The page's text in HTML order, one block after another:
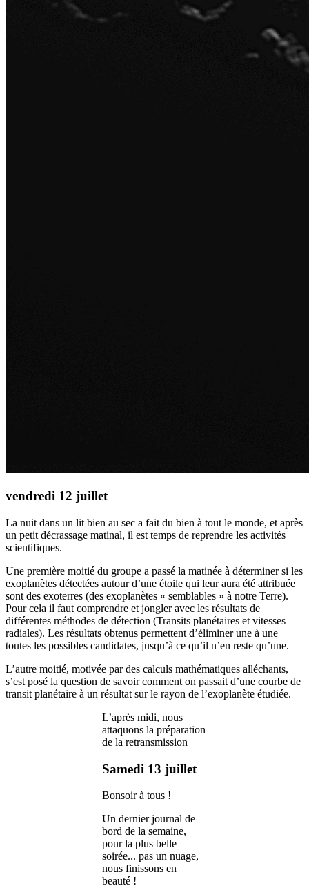
vendredi 12 juillet
La nuit dans un lit bien au sec a fait du bien à tout le monde, et après
un petit décrassage matinal, il est temps de reprendre les activités
scientifiques.
Une première moitié du groupe a passé la matinée à déterminer si les
exoplanètes détectées autour d’une étoile qui leur aura été attribuée
sont des exoterres (des exoplanètes « semblables » à notre Terre).
Pour cela il faut comprendre et jongler avec les résultats de
différentes méthodes de détection (Transits planétaires et vitesses
radiales). Les résultats obtenus permettent d’éliminer une à une
toutes les possibles candidates, jusqu’à ce qu’il n’en reste qu’une.
L’autre moitié, motivée par des calculs mathématiques alléchants,
s’est posé la question de savoir comment on passait d’une courbe de
transit planétaire à un résultat sur le rayon de l’exoplanète étudiée.
L’après midi, nous
attaquons la préparation
de la retransmission
Samedi 13 juillet
Bonsoir à tous !
Un dernier journal de
bord de la semaine,
pour la plus belle
soirée... pas un nuage,
nous finissons en
beauté !